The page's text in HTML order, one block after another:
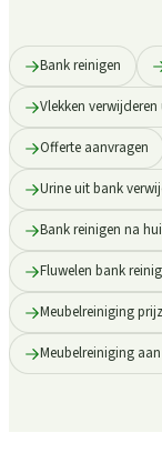
Bank reinigen
Vlekken
Offerte aanvragen
Urine uit bank
Bank reinigen na
Fluwelen bank
Meubelreiniging
Meubelreiniging